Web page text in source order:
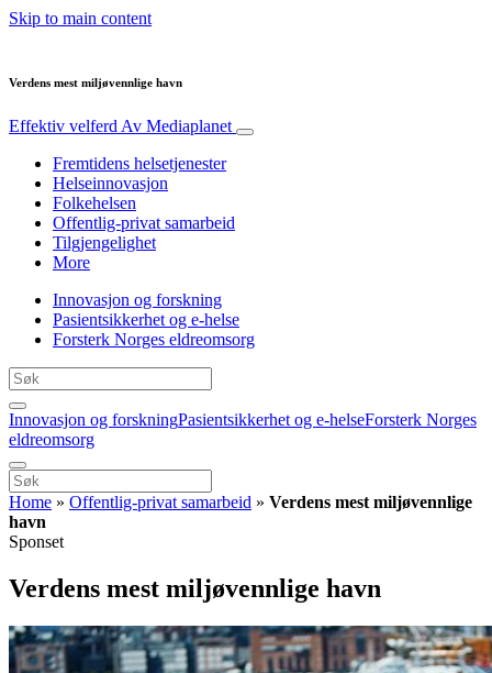
Skip to main content
Verdens mest miljøvennlige havn
Effektiv velferd Av Mediaplanet
Fremtidens helsetjenester
Helseinnovasjon
Folkehelsen
Offentlig-privat samarbeid
Tilgjengelighet
More
Innovasjon og forskning
Pasientsikkerhet og e-helse
Forsterk Norges eldreomsorg
Innovasjon og forskningPasientsikkerhet og e-helseForsterk Norges
eldreomsorg
Home » Offentlig-privat samarbeid » Verdens mest miljøvennlige
havn
Sponset
Verdens mest miljøvennlige havn